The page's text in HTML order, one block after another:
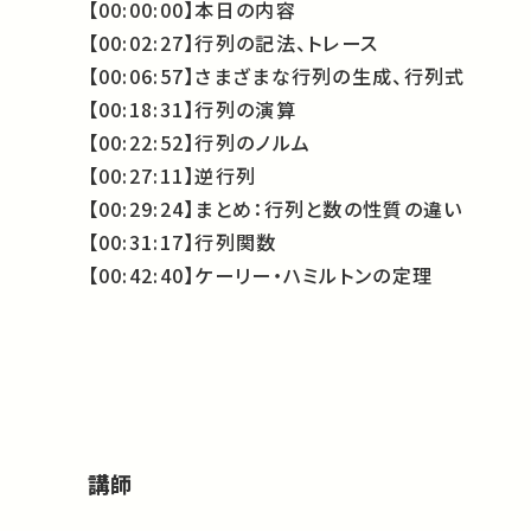
【00:00:00】本日の内容
【00:02:27】行列の記法、トレース
【00:06:57】さまざまな行列の生成、行列式
【00:18:31】行列の演算
【00:22:52】行列のノルム
【00:27:11】逆行列
【00:29:24】まとめ：行列と数の性質の違い
【00:31:17】行列関数
【00:42:40】ケーリー・ハミルトンの定理
講師